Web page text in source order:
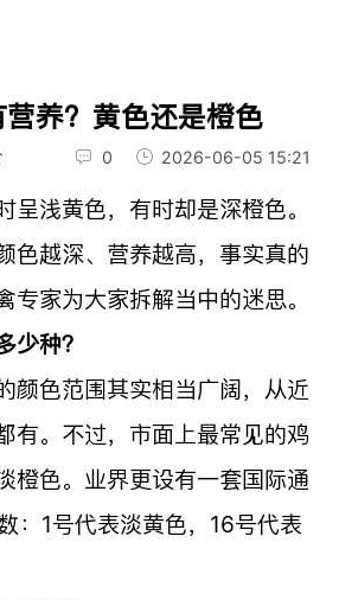
养？黄色还是橙色
0 2026-06-05 15:21
呈浅黄色，有时却是深橙色。
色越深、营养越高，事实真的
专家为大家拆解当中的迷思。
少种？
颜色范围其实相当广阔，从近
有。不过，市面上最常见的鸡
橙色。业界更设有一套国际通
：1号代表淡黄色，16号代表